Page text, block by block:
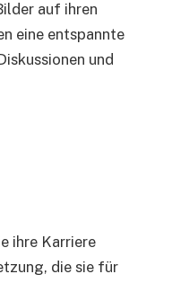
auf ihren
eine entspannte
und
ihre Karriere
die sie für